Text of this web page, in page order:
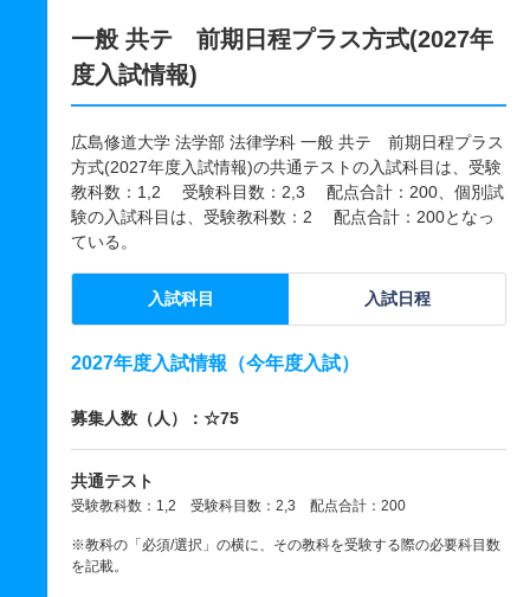
一般 共テ 前期日程プラス方式(2027年
度入試情報)
広島修道大学 法学部 法律学科 一般 共テ 前期日程プラス
方式(2027年度入試情報)の共通テストの入試科目は、受験
教科数：1,2 受験科目数：2,3 配点合計：200、個別試
験の入試科目は、受験教科数：2 配点合計：200となっ
ている。
入試科目 入試日程
2027年度入試情報（今年度入試）
募集人数（人）：☆75
共通テスト
受験教科数：1,2 受験科目数：2,3 配点合計：200
※教科の「必須/選択」の横に、その教科を受験する際の必要科目数
を記載。